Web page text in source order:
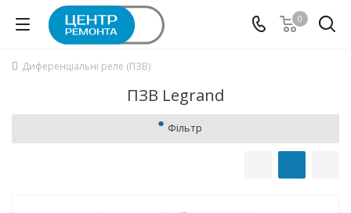
0
Диференціальні реле (ПЗВ)
ПЗВ Legrand
Фільтр